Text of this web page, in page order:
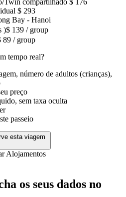
$ 293
Bay - Hanoi
)$ 139 / group
89 / group
tempo real?
número de adultos (crianças),
preço
sem taxa oculta
passeio
esta viagem
Alojamentos
os seus dados no